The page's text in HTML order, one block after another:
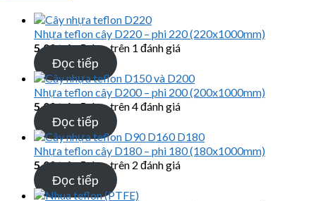
Nhựa teflon cây D220 – phi 220 (220x1000mm)
5.00trên 5 dựa trên 1 đánh giá
Đọc tiếp
Nhựa teflon cây D200 – phi 200 (200x1000mm)
5.00trên 5 dựa trên4đánh giá
Đọc tiếp
Nhựa teflon cây D180 – phi 180 (180x1000mm)
5.00trên 5 dựa trên 2 đánh giá
Đọc tiếp